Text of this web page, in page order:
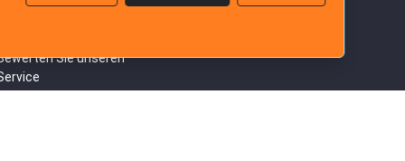
Senden Sie uns eine E-
Sie unseren